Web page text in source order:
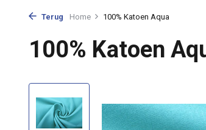
Terug Home 100% Katoen Aqua
100% Katoen